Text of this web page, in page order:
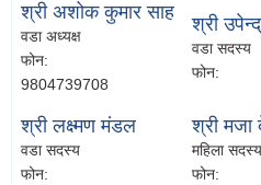
श्री अशोक कुमार साह
वडा अध्यक्ष
फोन:
9804739708
श्री
वडा सदस्य
फोन:
श्री लक्ष्मण मंडल
वडा सदस्य
फोन:
श्री मजा
महिला सदस्य
फोन: